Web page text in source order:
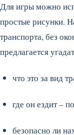
Для игры можно
простые рисунки.
транспорта, без
предлагается
что это за вид
где он ездит –
безопасно ли